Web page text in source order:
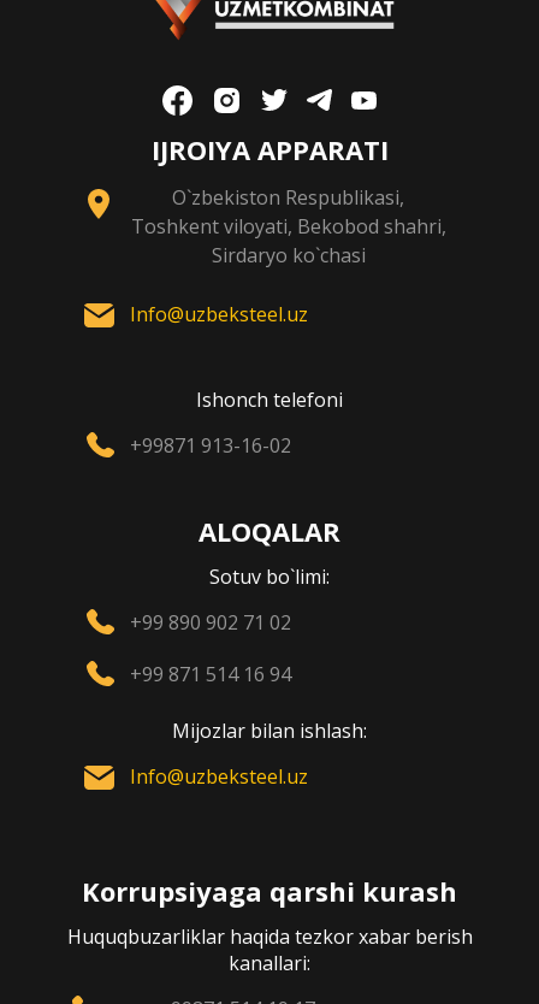
IJROIYA APPARATI
O`zbekiston Respublikasi,
Toshkent viloyati, Bekobod shahri,
Sirdaryo ko`chasi
Info@uzbeksteel.uz
Ishonch telefoni
+99871 913-16-02
ALOQALAR
Sotuv bo`limi:
+99 890 902 71 02
+99 871 514 16 94
Mijozlar bilan ishlash:
Info@uzbeksteel.uz
Korrupsiyaga qarshi kurash
Huquqbuzarliklar haqida tezkor xabar berish
kanallari: